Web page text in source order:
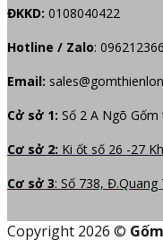
ĐKKD: 0108040422
Hotline / Zalo:
Email:
Cở sở 1: Số 2 A Ngõ
Cơ sở 2: Ki ốt số 26 -27
Cơ sở 3: Số 738,
Copyright 2026 ©